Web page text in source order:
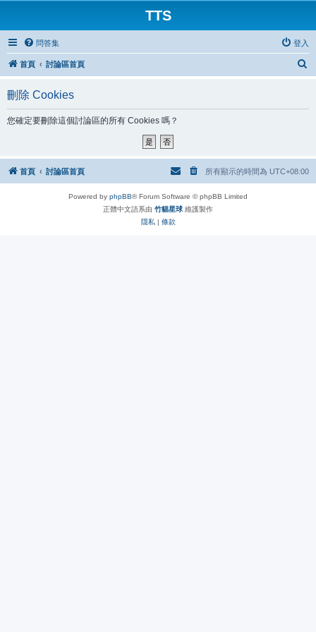
TTS
問答集 登入
首頁 討論區首頁
刪除 Cookies
您確定要刪除這個討論區的所有 Cookies 嗎？
首頁 討論區首頁 所有顯示的時間為 UTC+08:00
Powered by phpBB® Forum Software © phpBB Limited
正體中文語系由 竹貓星球 維護製作
隱私 | 條款